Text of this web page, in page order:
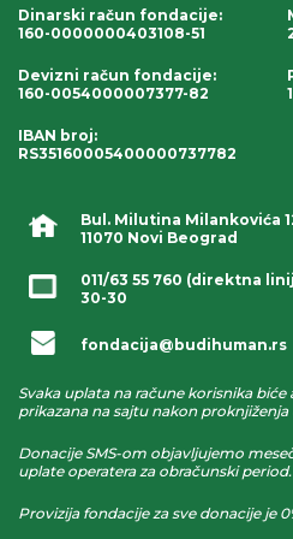
Bul. Milutina Milankovića
11070 Novi Beograd
011/63 55 760 (direktna
30-30
fondacija@budihuman.rs
Svaka uplata na račune korisnika
prikazana na sajtu nakon proknjiženja
Donacije SMS-om objavljujemo
uplate operatera za obračunski period.
Provizija fondacije za sve donacije je
Dinarski račun fondacije:
160-0000000403108-51
Devizni račun fondacije:
160-0054000007377-82
IBAN broj:
RS35160005400000737782